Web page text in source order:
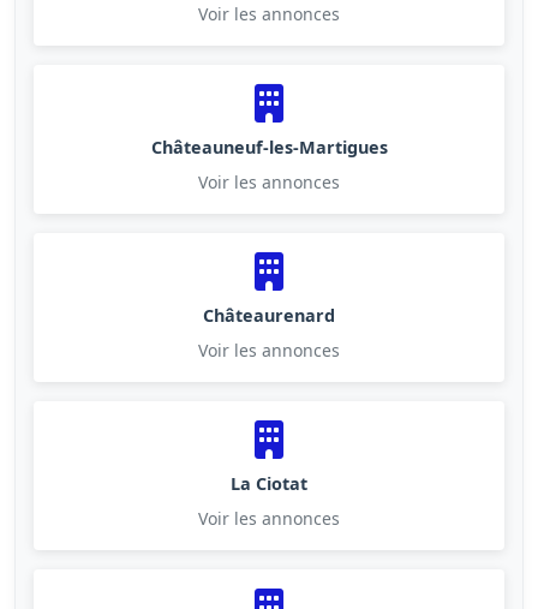
Voir les annonces
Châteauneuf-les-Martigues
Voir les annonces
Châteaurenard
Voir les annonces
La Ciotat
Voir les annonces